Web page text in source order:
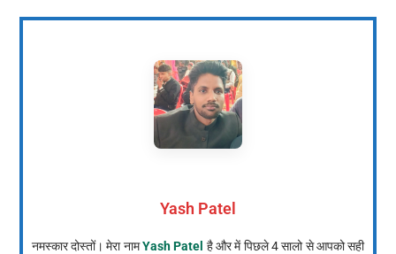
Yash Patel
नमस्कार दोस्तों। मेरा नामYash Patel है और में पिछले 4 सालो से आपको सही